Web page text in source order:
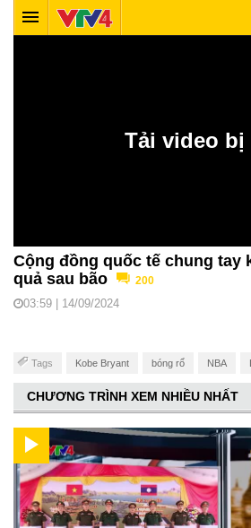
Cộng đồng quốc tế chung tay
quả sau bão
200
03:59 | 14/09/2024
Tags Kobe Bryant bóng rổ NBA
CHƯƠNG TRÌNH XEM NHIỀU NHẤT